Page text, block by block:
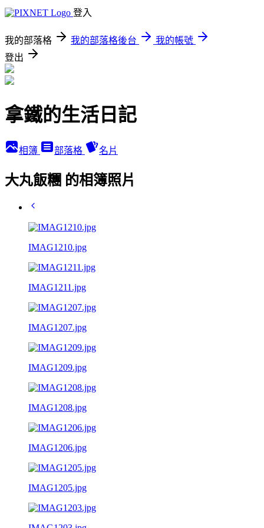
登入
我的部落格 我的部落格後台
我的帳號
登出
拿鐵的生活日記
相簿 部落格 名片
大丸飯糰 的相簿照片
IMAG1210.jpg
IMAG1211.jpg
IMAG1207.jpg
IMAG1209.jpg
IMAG1208.jpg
IMAG1206.jpg
IMAG1205.jpg